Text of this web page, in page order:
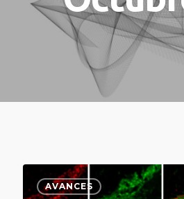
CONFERENCIA:
Javier
AVANCES